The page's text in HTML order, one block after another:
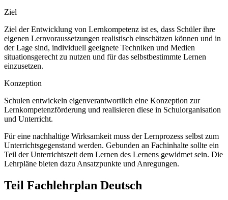
Ziel
Ziel der Entwicklung von Lernkompetenz ist es, dass Schüler ihre
eigenen Lernvoraussetzungen realistisch einschätzen können und in
der Lage sind, individuell geeignete Techniken und Medien
situationsgerecht zu nutzen und für das selbstbestimmte Lernen
einzusetzen.
Konzeption
Schulen entwickeln eigenverantwortlich eine Konzeption zur
Lernkompetenzförderung und realisieren diese in Schulorganisation
und Unterricht.
Für eine nachhaltige Wirksamkeit muss der Lernprozess selbst zum
Unterrichtsgegenstand werden. Gebunden an Fachinhalte sollte ein
Teil der Unterrichtszeit dem Lernen des Lernens gewidmet sein. Die
Lehrpläne bieten dazu Ansatzpunkte und Anregungen.
Teil Fachlehrplan Deutsch